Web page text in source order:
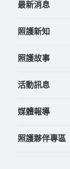
最新消息
照護新知
照護故事
活動訊息
媒體報導
照護夥伴專區